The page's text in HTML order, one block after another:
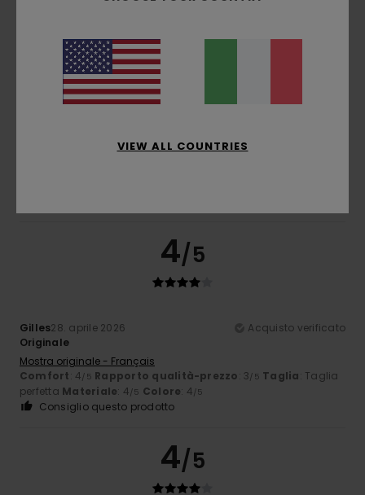
5 /5
Mostra originale - Português
4/5
Gilles28. aprile 2026
Acquisto verificato
Originale
Mostra originale - Français
Comfort: 4 /5 Rapporto qualità-prezzo: 3 /5 Taglia: Taglia
perfetta Materiale: 4 /5 Colore: 4 /5
Consiglio questo prodotto
4/5
VIEW ALL COUNTRIES